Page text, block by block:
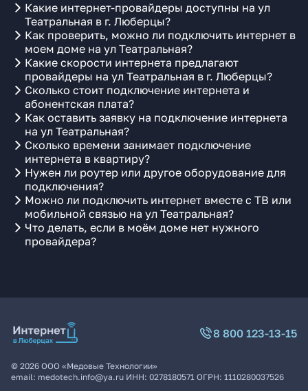
Какие интернет-провайдеры доступны на ул
Театральная в г. Люберцы?
Как проверить, можно ли подключить интернет в
моем доме на ул Театральная?
Какие скорости интернета предлагают
провайдеры на ул Театральная в г. Люберцы?
Сколько стоит подключение интернета и
абонентская плата?
Как оставить заявку на подключение интернета
на ул Театральная?
Сколько времени занимает подключение
интернета в квартиру?
Нужен ли роутер или другое оборудование для
подключения?
Можно ли подключить интернет вместе с ТВ или
мобильной связью на ул Театральная?
Что делать, если в моём доме нет нужного
провайдера?
8 800 123-13-15
© 2026 ООО «Медовые Технологии»
email: medotech.info@ya.ru ИНН: 0278180571 ОГРН: 1110280037526